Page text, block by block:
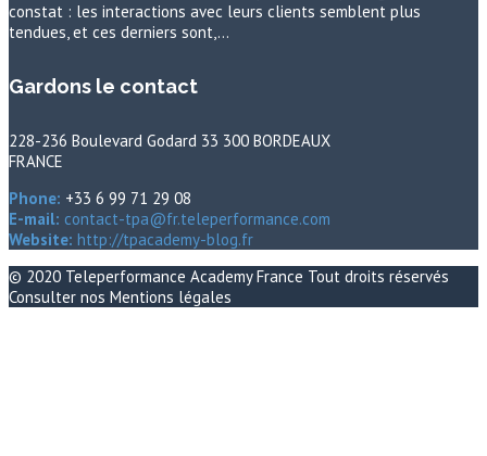
constat : les interactions avec leurs clients semblent plus
tendues, et ces derniers sont,…
Gardons le contact
228-236 Boulevard Godard 33 300 BORDEAUX
FRANCE
Phone: +33 6 99 71 29 08
E-mail: contact-tpa@fr.teleperformance.com
Website: http://tpacademy-blog.fr
© 2020 Teleperformance Academy France Tout droits réservés
Consulter nos Mentions légales